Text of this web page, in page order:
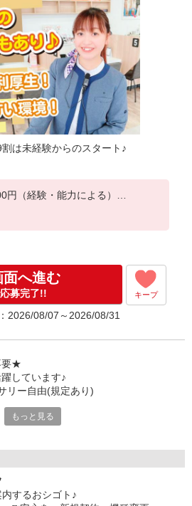
は未経験からのスタート♪
円（経験・能力による）
規定あり）
給(規定有)
と,
(規定有)
。○。・゜+゜
面へ進む
募完了!! キープ
2026/08/07～2026/08/31
要★
しています♪
リー自由(規定あり)
ォローしあったりする
係がある店舗ばかり！
もっと見る
するおシゴト♪